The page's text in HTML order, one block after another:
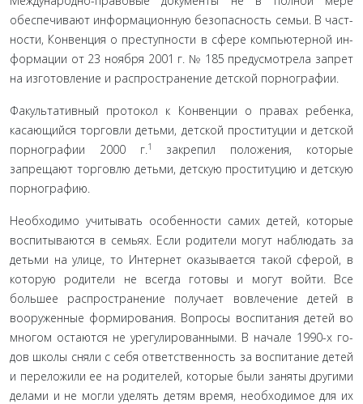
обеспечивают информационную безопасность семьи. В част­
ности, Конвенция о преступности в сфере компьютерной ин­
формации от 23 ноября 2001 г. № 185 предусмотрела запрет
на изготовление и распространение детской порнографии.
Факультативный протокол к Конвенции о правах ребен­ка,
касающийся торговли детьми, детской проституции и детской
порнографии 2000 г.1
закрепил положения, которые
запрещают торговлю детьми, детскую проституцию и дет­скую
порнографию.
Необходимо учитывать особенности самих детей, ко­торые
воспитываются в семьях. Если родители могут на­блюдать за
детьми на улице, то Интернет оказывается такой сферой, в
которую родители не всегда готовы и могут войти. Все
большее распространение получает вовлечение детей в
вооруженные формирования. Вопросы воспитания детей во
многом остаются не урегулированными. В начале 1990-х го­
дов школы сняли с себя ответственность за воспитание детей
и переложили ее на родителей, которые были заняты други­ми
делами и не могли уделять детям время, необходимое для их